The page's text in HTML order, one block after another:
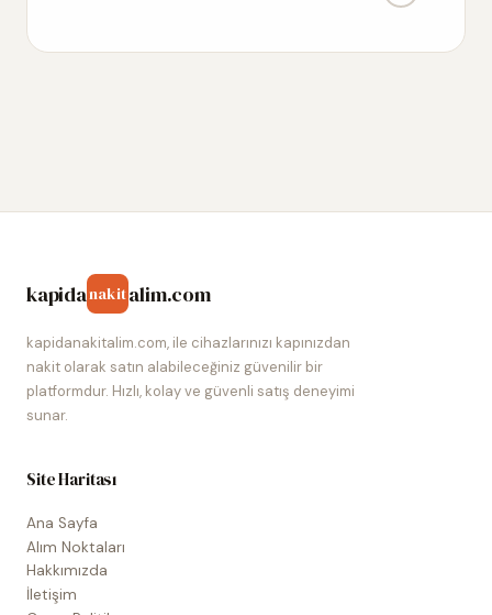
kapidanakitalim.com
kapidanakitalim.com, ile cihazlarınızı kapınızdan
nakit olarak satın alabileceğiniz güvenilir bir
platformdur. Hızlı, kolay ve güvenli satış deneyimi
sunar.
Site Haritası
Ana Sayfa
Alım Noktaları
Hakkımızda
İletişim